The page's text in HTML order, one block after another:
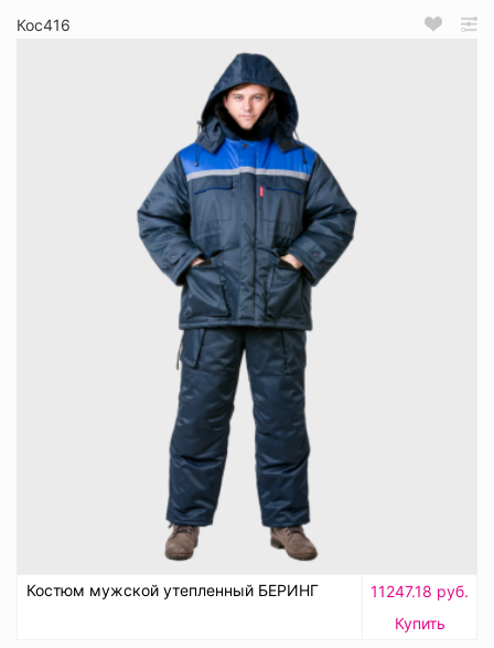
Кос416
Костюм мужской утепленный БЕРИНГ
11247.18 руб.
Купить